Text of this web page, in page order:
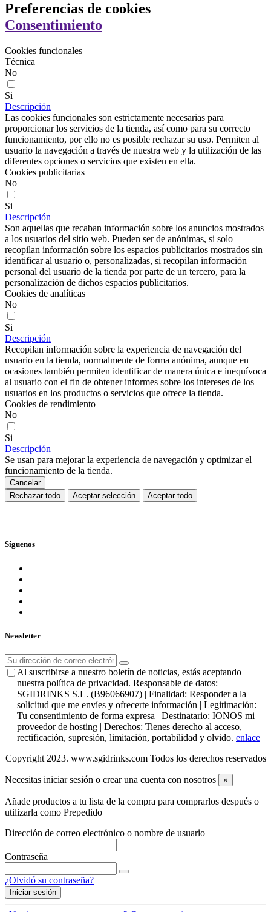
Preferencias de cookies
Consentimiento
Cookies funcionales
Técnica
No
Si
Descripción
Las cookies funcionales son estrictamente necesarias para
proporcionar los servicios de la tienda, así como para su correcto
funcionamiento, por ello no es posible rechazar su uso. Permiten al
usuario la navegación a través de nuestra web y la utilización de las
diferentes opciones o servicios que existen en ella.
Cookies publicitarias
No
Si
Descripción
Son aquellas que recaban información sobre los anuncios mostrados
a los usuarios del sitio web. Pueden ser de anónimas, si solo
recopilan información sobre los espacios publicitarios mostrados sin
identificar al usuario o, personalizadas, si recopilan información
personal del usuario de la tienda por parte de un tercero, para la
personalización de dichos espacios publicitarios.
Cookies de analíticas
No
Si
Descripción
Recopilan información sobre la experiencia de navegación del
usuario en la tienda, normalmente de forma anónima, aunque en
ocasiones también permiten identificar de manera única e inequívoca
al usuario con el fin de obtener informes sobre los intereses de los
usuarios en los productos o servicios que ofrece la tienda.
Cookies de rendimiento
No
Si
Descripción
Se usan para mejorar la experiencia de navegación y optimizar el
funcionamiento de la tienda.
Cancelar
Rechazar todo
Aceptar selección Aceptar todo
Síguenos
Newsletter
Al suscribirse a nuestro boletín de noticias, estás aceptando
nuestra política de privacidad. Responsable de datos:
SGIDRINKS S.L. (B96066907) | Finalidad: Responder a la
solicitud que me envíes y ofrecerte información | Legitimación:
Tu consentimiento de forma expresa | Destinatario: IONOS mi
proveedor de hosting | Derechos: Tienes derecho al acceso,
rectificación, supresión, limitación, portabilidad y olvido. enlace
Copyright 2023. www.sgidrinks.com Todos los derechos reservados
Necesitas iniciar sesión o crear una cuenta con nosotros ×
Añade productos a tu lista de la compra para comprarlos después o
utilizarla como Prepedido
Dirección de correo electrónico o nombre de usuario
Contraseña
¿Olvidó su contraseña?
Iniciar sesión